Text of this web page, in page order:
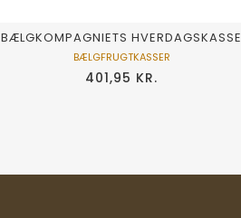
BÆLGKOMPAGNIETS HVERDAGSKASSE
BÆLGFRUGTKASSER
401,95 KR.